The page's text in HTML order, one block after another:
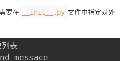
要在 __init__.py 文件中指定对外
表